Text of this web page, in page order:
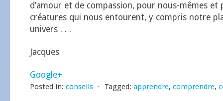
d’amour et de compassion, pour nous-mêmes
créatures qui nous entourent, y compris notre
univers . . .
Jacques
Google+
Posted in: conseils ⋅ Tagged: apprendre, comprendre,